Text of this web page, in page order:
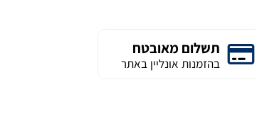
תשלום מאובטח
בהזמנות אונליין באתר